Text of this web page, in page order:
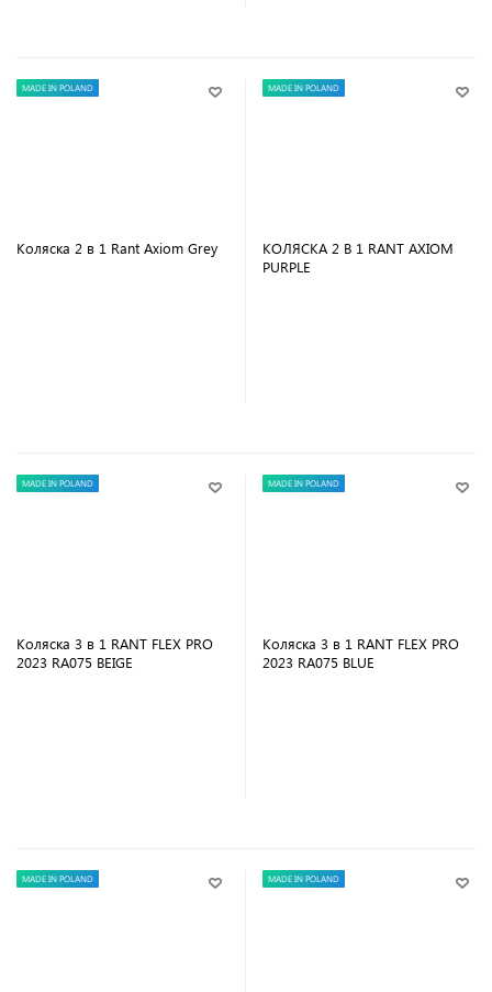
MADE IN POLAND
Коляска 2 в 1 Rant Axiom Grey
MADE IN POLAND
КОЛЯСКА 2 В 1 RANT AXIOM
PURPLE
MADE IN POLAND
Коляска 3 в 1 RANT FLEX PRO
2023 RA075 BEIGE
MADE IN POLAND
Коляска 3 в 1 RANT FLEX PRO
2023 RA075 BLUE
MADE IN POLAND MADE IN POLAND